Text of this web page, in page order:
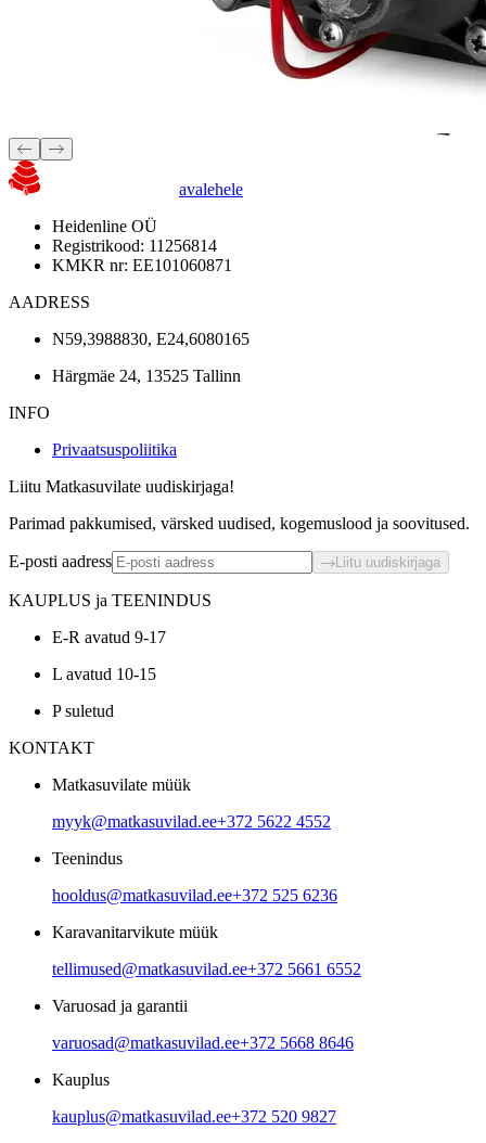
avalehele
Heidenline OÜ
Registrikood: 11256814
KMKR nr: EE101060871
AADRESS
N59,3988830, E24,6080165
Härgmäe 24, 13525 Tallinn
INFO
Privaatsuspoliitika
Liitu Matkasuvilate uudiskirjaga!
Parimad pakkumised, värsked uudised, kogemuslood ja soovitused.
E-posti aadress Liitu uudiskirjaga
KAUPLUS ja TEENINDUS
E-R avatud 9-17
L avatud 10-15
P suletud
KONTAKT
Matkasuvilate müük
myyk@matkasuvilad.ee+372 5622 4552
Teenindus
hooldus@matkasuvilad.ee+372 525 6236
Karavanitarvikute müük
tellimused@matkasuvilad.ee+372 5661 6552
Varuosad ja garantii
varuosad@matkasuvilad.ee+372 5668 8646
Kauplus
kauplus@matkasuvilad.ee+372 520 9827